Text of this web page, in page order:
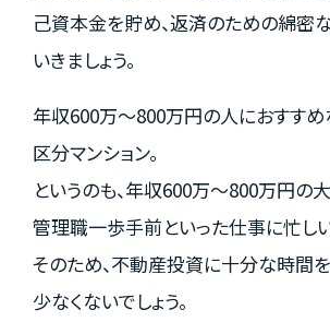
己資本金を貯め、返済のための綿密
いきましょう。
年収600万～800万円の人におすすめ
区分マンション。
というのも、年収600万～800万円の
管理職一歩手前といった仕事に忙し
そのため、不動産投資に十分な時間
少なくないでしょう。